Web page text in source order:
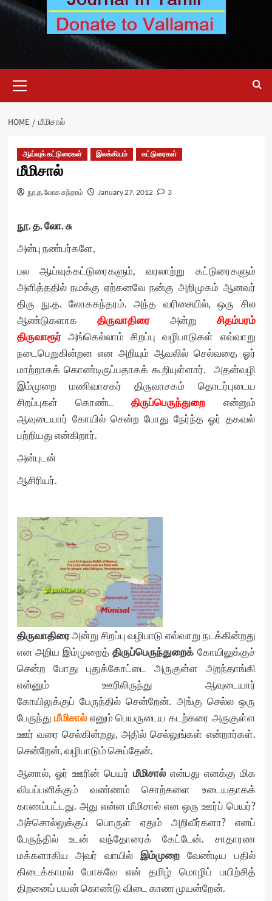
Menu
HOME மீமிசால்
ஆய்வுக் கட்டுரைகள் இலக்கியம் கட்டுரைகள்
மீமிசால்
நூ.த.லோக சுந்தரம் January 27, 2012 3
நூ. த. லோ. சு
அன்பு நண்பர்களே,
பல ஆய்வுக்கட்டுரைகளும், வரலாற்று கட்டுரைகளும்
அளித்ததில் நமக்கு ஏற்கனவே நன்கு அறிமுகம் ஆனவர்
திரு நு.த. லோகசுந்தரம். அந்த வரிசையில், ஒரு சில
ஆண்டுகளாக திருவாதிரைஅன்று சிதம்பரம்
திருவாரூர் அங்கெல்லாம் சிறப்பு வழிபாடுகள் எவ்வாறு
நடைபெறுகின்றன என அறியும் ஆவலில் செல்வதை ஓர்
மாற்றாகக் கொண்டிருப்பதாகக் கூறியுள்ளார். அதன்வழி
இம்முறை மணிவாசகர் திருவாசகம் தொடர்புடைய
சிறப்புகள் கொண்டதிருப்பெருந்துறை என்னும்
ஆவுடையார் கோயில் சென்ற போது நேர்ந்த ஓர் தகவல்
பற்றியது என்கிறார்.
அன்புடன்
ஆசிரியர்.
திருவாதிரைஅன்று சிறப்பு வழிபாடு எவ்வாறு நடக்கின்றது
என அறிய இம்முறைத்திருப்பெருந்துறைக் கோயிலுக்குச்
சென்ற போது புதுக்கோட்டை அருகுள்ள அறந்தாங்கி
என்னும் ஊரிலிருந்து ஆவுடையார்
கோயிலுக்குப் பேருந்தில் சென்றேன். அங்கு செல்ல ஒரு
பேருந்துமீமிசால் எனும் பெயருடைய கடற்கரை அருகுள்ள
ஊர் வரை செல்கின்றது, அதில் செல்லுங்கள் என்றார்கள்.
சென்றேன், வழிபாடும் செய்தேன்.
ஆனால், ஓர் ஊரின் பெயர் மீமிசால்என்பது எனக்கு மிக
வியப்பளிக்கும் வண்ணம் சொற்களை உடையதாகக்
காணப்பட்டது. அது என்ன மீமிசால் என ஒரு ஊர்ப் பெயர்?
அச்சொல்லுக்குப் பொருள் ஏதும் அறிவீர்களா? எனப்
பேருந்தில் உடன் வந்தோரைக் கேட்டேன். சாதாரண
மக்களாகிய அவர் வாயில்இம்முறை வேண்டிய பதில்
கிடைக்காமல் போகவே என் தமிழ் மொழிப் பயிற்சித்
திறனைப் பயன் கொண்டு விடை காண முயன்றேன்.